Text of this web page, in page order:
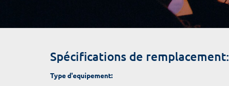
Spécifications de remplacement:
Type d'equipement: